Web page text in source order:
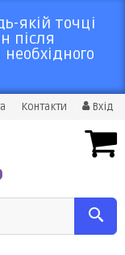
якій точці
після
Контакти Вхід